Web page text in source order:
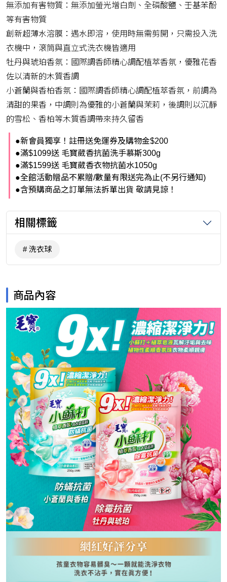
無添加有害物質：無添加螢光增白劑、全磷酸鹽、壬基苯酚
等有害物質
創新超薄水溶膜：遇水即溶，使用時無需剪開，只需投入洗
衣機中，滾筒與直立式洗衣機皆適用
牡丹與琥珀香氛：國際調香師精心調配植萃香氛，優雅花香
佐以清新的木質香調
小蒼蘭與香柏香氛：國際調香師精心調配植萃香氛，前調為
清甜的果香，中調則為優雅的小蒼蘭與茉莉，後調則以沉靜
的雪松、香柏等木質香調帶來持久留香
●新會員獨享！註冊送免運券及購物金$200
●滿$1099送 毛寶葳香抗菌洗手慕斯300g
●滿$1599送 毛寶葳香衣物抗菌水1050g
●全館活動贈品不累贈/數量有限送完為止(不另行通知)
●含預購商品之訂單無法拆單出貨 敬請見諒！
相關標籤
洗衣球
商品內容